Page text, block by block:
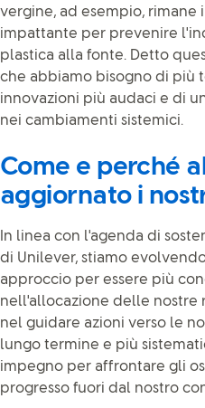
vergine, ad esempio, rimane
impattante per prevenire
plastica alla fonte. Detto
che abbiamo bisogno di più
innovazioni più audaci e di
nei cambiamenti sistemici.
Come e perché
aggiornato i
In linea con l'agenda di
di Unilever, stiamo
approccio per essere più
nell'allocazione delle nostre
nel guidare azioni verso le
lungo termine e più
impegno per affrontare gli
progresso fuori dal nostro